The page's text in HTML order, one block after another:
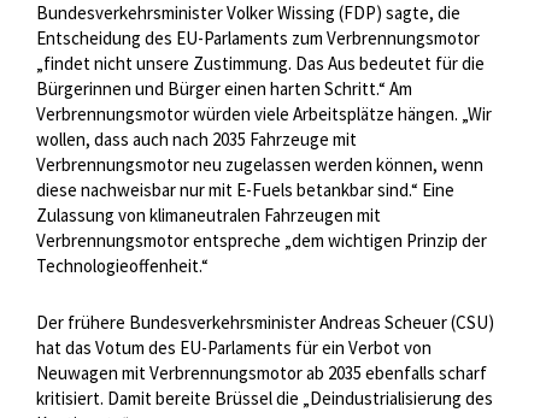
Bundesverkehrsminister Volker Wissing (FDP) sagte, die
Entscheidung des EU-Parlaments zum Verbrennungsmotor
„findet nicht unsere Zustimmung. Das Aus bedeutet für die
Bürgerinnen und Bürger einen harten Schritt.“ Am
Verbrennungsmotor würden viele Arbeitsplätze hängen. „Wir
wollen, dass auch nach 2035 Fahrzeuge mit
Verbrennungsmotor neu zugelassen werden können, wenn
diese nachweisbar nur mit E-Fuels betankbar sind.“ Eine
Zulassung von klimaneutralen Fahrzeugen mit
Verbrennungsmotor entspreche „dem wichtigen Prinzip der
Technologieoffenheit.“
Der frühere Bundesverkehrsminister Andreas Scheuer (CSU)
hat das Votum des EU-Parlaments für ein Verbot von
Neuwagen mit Verbrennungsmotor ab 2035 ebenfalls scharf
kritisiert. Damit bereite Brüssel die „Deindustrialisierung des